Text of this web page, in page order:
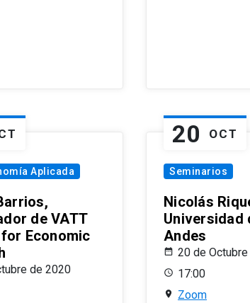
Aplicada
de VATT
Economic
de 2020
20 OCT
Seminarios
Nicolás
Universidad
Andes
20 de
17:00
Zoom